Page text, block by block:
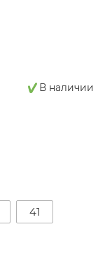
В наличии
41